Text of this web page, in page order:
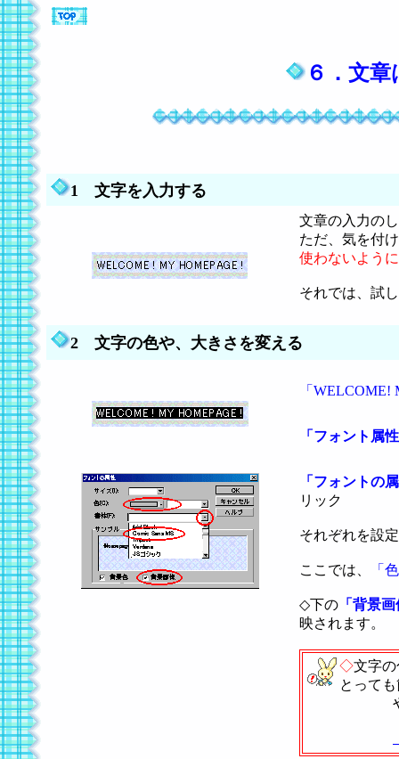
６．文
1 文字を入力する
文章の入力の
ただ、気を付
使わないよう
それでは、試
2 文字の色や、大きさを変える
「
「フォント属
「フォントの
リック
それぞれを設
ここでは、 「
◇下の 「背景
映されます。
◇文字
とって
やり方